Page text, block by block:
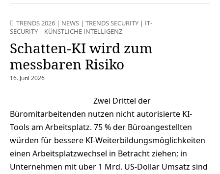
TRENDS 2026 | NEWS | TRENDS SECURITY | IT-
SECURITY | KÜNSTLICHE INTELLIGENZ
Schatten-KI wird zum
messbaren Risiko
16. Juni 2026
Zwei Drittel der
Büromitarbeitenden nutzen nicht autorisierte KI-
Tools am Arbeitsplatz. 75 % der Büroangestellten
würden für bessere KI-Weiterbildungsmöglichkeiten
einen Arbeitsplatzwechsel in Betracht ziehen; in
Unternehmen mit über 1 Mrd. US-Dollar Umsatz sind